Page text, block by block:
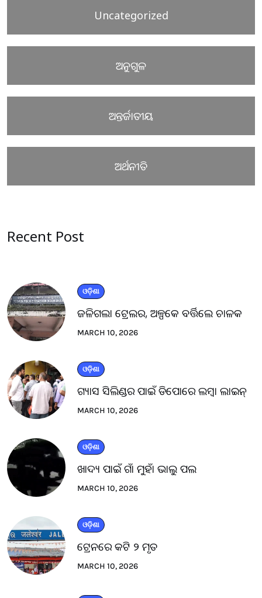
Uncategorized
ଅନୁଗୁଳ
ଅନ୍ତର୍ଜାତୀୟ
ଅର୍ଥନୀତି
Recent Post
ଓଡ଼ିଶା
ଜଳିଗଲା ଟ୍ରେଲର, ଅଳ୍ପକେ ବର୍ତ୍ତିଲେ ଚାଳକ
MARCH 10, 2026
ଓଡ଼ିଶା
ଗ୍ୟାସ ସିଲିଣ୍ଡର ପାଇଁ ଡିପୋରେ ଲମ୍ବା ଲାଇନ୍
MARCH 10, 2026
ଓଡ଼ିଶା
ଖାଦ୍ୟ ପାଇଁ ଗାଁ ମୁହାଁ ଭାଲୁ ପଲ
MARCH 10, 2026
ଓଡ଼ିଶା
ଟ୍ରେନରେ କଟି ୨ ମୃତ
MARCH 10, 2026